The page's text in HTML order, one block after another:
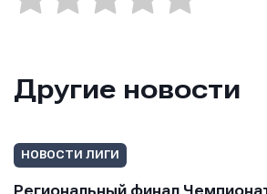
Другие новости
НОВОСТИ ЛИГИ
условиями обработки
условиями обработки
Нажимая кнопку “Отправить”, вы